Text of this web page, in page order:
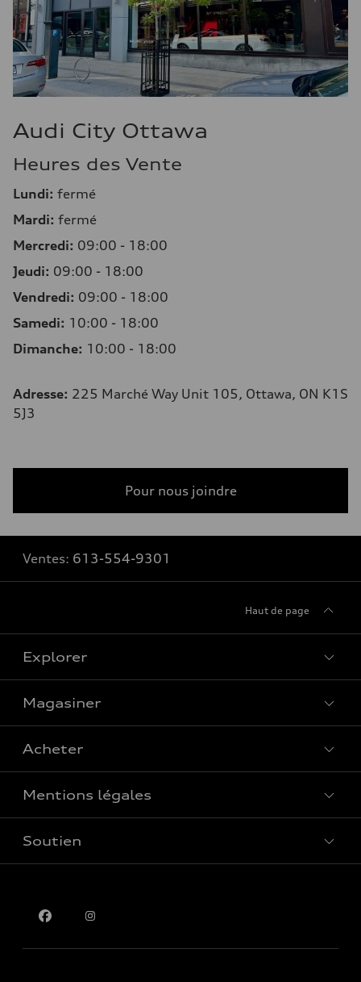
Audi City Ottawa
Heures des Vente
Lundi: fermé
Mardi: fermé
Mercredi: 09:00 - 18:00
Jeudi: 09:00 - 18:00
Vendredi: 09:00 - 18:00
Samedi: 10:00 - 18:00
Dimanche: 10:00 - 18:00
Adresse: 225 Marché Way Unit 105, Ottawa, ON K1S
5J3
Pour nous joindre
Ventes: 613-554-9301
Haut de page
Explorer
Voir tous les modèles
Magasiner
Offres spéciales
Acheter
Réserver un essai routier
Mentions légales
Confidentialité
Soutien